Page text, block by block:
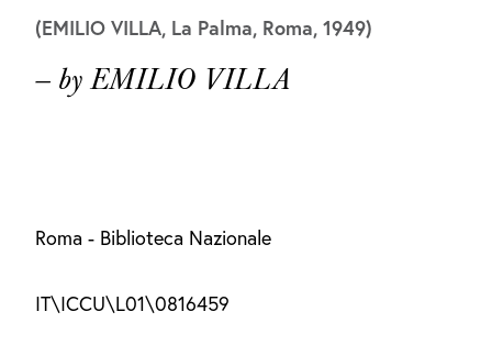
(EMILIO VILLA, La Palma, Roma, 1949)
— by EMILIO VILLA
Roma - Biblioteca Nazionale
IT\ICCU\L01\0816459